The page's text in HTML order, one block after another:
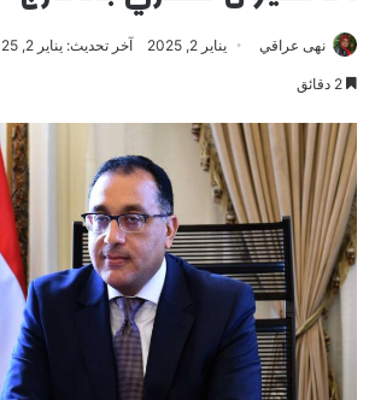
نهى عراقي يناير 2, 2025 آخر تحديث: يناير 2, 2025